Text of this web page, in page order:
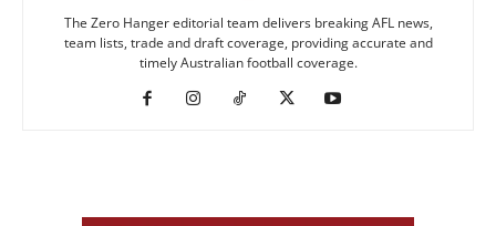
The Zero Hanger editorial team delivers breaking AFL news,
team lists, trade and draft coverage, providing accurate and
timely Australian football coverage.